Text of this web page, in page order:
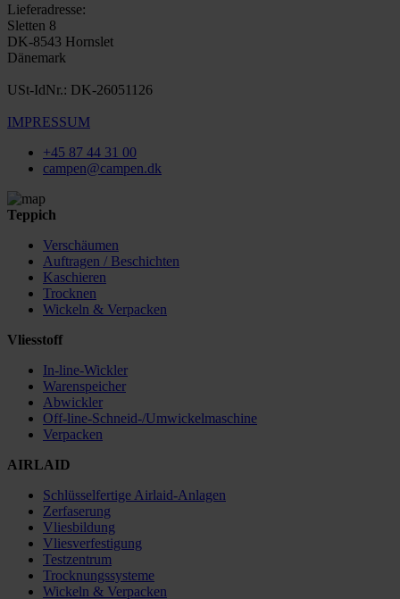
Lieferadresse:
Sletten 8
DK-8543 Hornslet
Dänemark
USt-IdNr.: DK-26051126
IMPRESSUM
+45 87 44 31 00
campen@campen.dk
Teppich
Verschäumen
Auftragen / Beschichten
Kaschieren
Trocknen
Wickeln & Verpacken
Vliesstoff
In-line-Wickler
Warenspeicher
Abwickler
Off-line-Schneid-/Umwickelmaschine
Verpacken
AIRLAID
Schlüsselfertige Airlaid-Anlagen
Zerfaserung
Vliesbildung
Vliesverfestigung
Testzentrum
Trocknungssysteme
Wickeln & Verpacken